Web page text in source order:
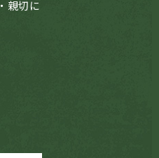
親切に